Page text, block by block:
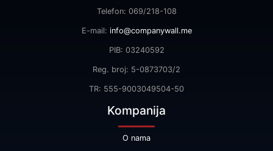
Telefon: 069/218-108
E-mail: info@companywall.me
PIB: 03240592
Reg. broj: 5-0873703/2
TR: 555-9003049504-50
Kompanija
O nama